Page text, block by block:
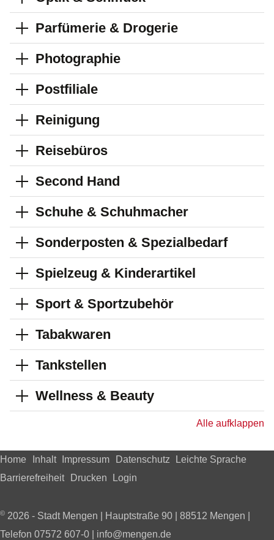
Parfümerie & Drogerie
Photographie
Postfiliale
Reinigung
Reisebüros
Second Hand
Schuhe & Schuhmacher
Sonderposten & Spezialbedarf
Spielzeug & Kinderartikel
Sport & Sportzubehör
Tabakwaren
Tankstellen
Wellness & Beauty
Alle aufklappen
Home Inhalt Impressum Datenschutz
Leichte Sprache
Barrierefreiheit
Drucken Login
© 2026 - Stadt Mengen | Hauptstraße 90 | 88512 Mengen |
Telefon 07572 607-0 | info@mengen.de